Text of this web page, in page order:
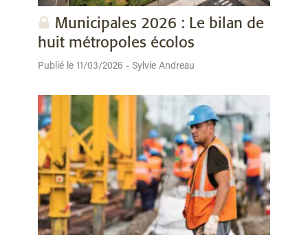
Municipales 2026 : Le bilan de
huit métropoles écolos
Publié le 11/03/2026 - Sylvie Andreau